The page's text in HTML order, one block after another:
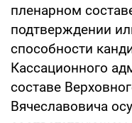
пленарном
подтверждении
способности
Кассационного
составе
Вячеславовича